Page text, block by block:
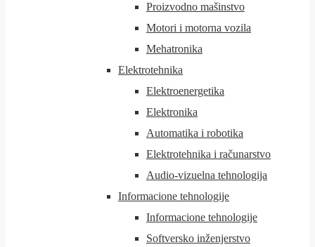
Proizvodno mašinstvo
Motori i motorna vozila
Mehatronika
Elektrotehnika
Elektroenergetika
Elektronika
Automatika i robotika
Elektrotehnika i računarstvo
Audio-vizuelna tehnologija
Informacione tehnologije
Informacione tehnologije
Softversko inženjerstvo